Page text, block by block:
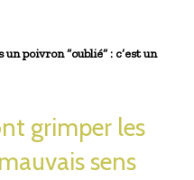
poivron “oublié” : c’est un
grimper les
sens